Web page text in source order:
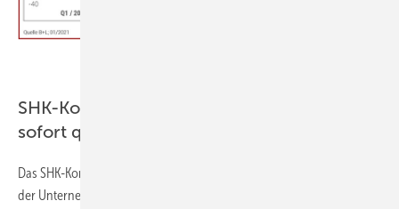
SHK-Konjunkturbarometer erscheint ab
sofort quartalsweise
Das SHK-Konjunkturbarometer bildet die konjunkturelle Entwicklung
der Unternehmen im Wirtschaftsbereich Haus- und Gebäudetechnik